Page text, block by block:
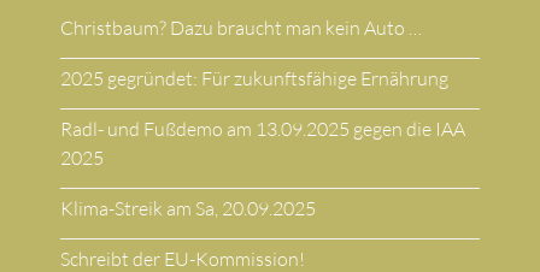
Christbaum? Dazu braucht man kein Auto …
2025 gegründet: Für zukunftsfähige Ernährung
Radl- und Fußdemo am 13.09.2025 gegen die IAA
2025
Klima-Streik am Sa, 20.09.2025
Schreibt der EU-Kommission!